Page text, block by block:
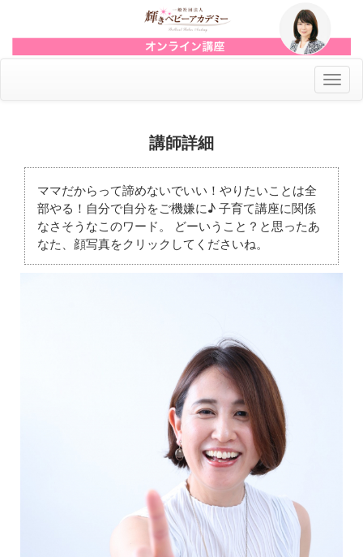
ナ
ビ
ン
の
切
替
講師詳細
ママだからって諦めないでいい！やりたいことは全
部やる！自分で自分をご機嫌に♪ 子育て講座に関係
なさそうなこのワード。 どーいうこと？と思ったあ
なた、顔写真をクリックしてくださいね。